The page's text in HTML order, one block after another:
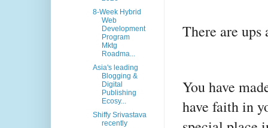
There are ups
You have
have faith in
8-Week Hybrid
Web
Development
Program
Mktg
Roadma...
Asia's leading
Blogging &
Digital
Publishing
Ecosy...
Shiffy Srivastava
recently